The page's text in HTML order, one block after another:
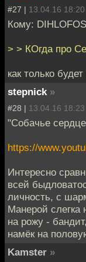
#27 | 13.04.16 18:20
Кому:
> > КОгда про
как только будет
stepnick »
#28 | 13.04.16 18:23
"Собачье
https://
Интересно
всей
личность, с
Манерой слегка
на рожу -
намёк на
Kamster »